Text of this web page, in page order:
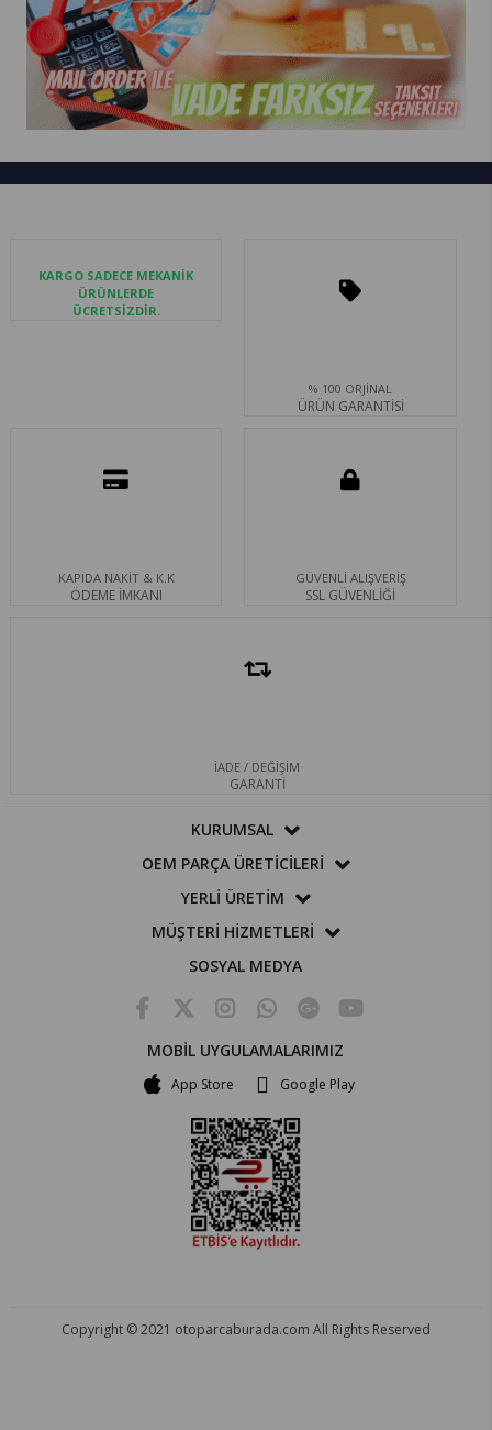
KARGO SADECE MEKANİK
ÜRÜNLERDE
ÜCRETSİZDİR.
% 100 ORJİNAL
ÜRÜN GARANTİSİ
KAPIDA NAKİT & K.K
ÖDEME İMKANI
GÜVENLİ ALIŞVERİŞ
SSL GÜVENLİĞİ
İADE / DEĞİŞİM
GARANTİ
KURUMSAL
OEM PARÇA ÜRETİCİLERİ
YERLİ ÜRETİM
MÜŞTERİ HİZMETLERİ
SOSYAL MEDYA
MOBİL UYGULAMALARIMIZ
App Store Google Play
Copyright © 2021 otoparcaburada.com All Rights Reserved